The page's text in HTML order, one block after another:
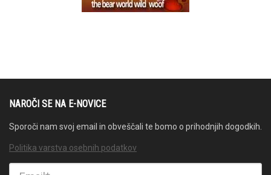
NAROČI SE NA E-NOVICE
Sporoči nam svoj email in obveščali te bomo o prihodnjih dogodkih.
Politika varstva osebnih podatkov